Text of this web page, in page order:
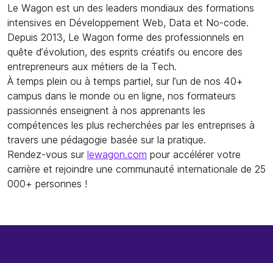
Le Wagon est un des leaders mondiaux des formations
intensives en Développement Web, Data et No-code.
Depuis 2013, Le Wagon forme des professionnels en
quête d’évolution, des esprits créatifs ou encore des
entrepreneurs aux métiers de la Tech.
À temps plein ou à temps partiel, sur l’un de nos 40+
campus dans le monde ou en ligne, nos formateurs
passionnés enseignent à nos apprenants les
compétences les plus recherchées par les entreprises à
travers une pédagogie basée sur la pratique.
Rendez-vous sur lewagon.com pour accélérer votre
carrière et rejoindre une communauté internationale de 25
000+ personnes !